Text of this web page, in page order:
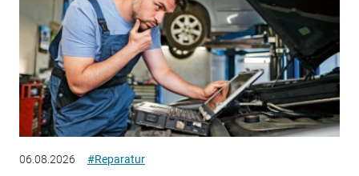
06.08.2026 #Reparatur